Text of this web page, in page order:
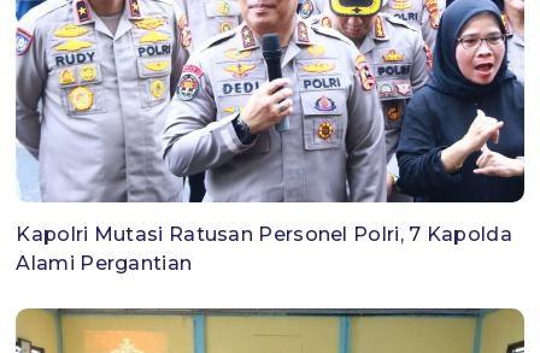
Kapolri Mutasi Ratusan Personel Polri, 7 Kapolda
Alami Pergantian